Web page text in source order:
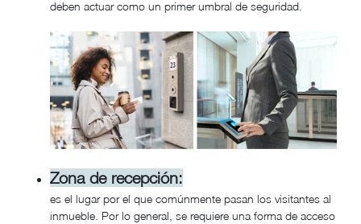
deben actuar como un primer umbral de seguridad.
Zona de recepción:
es el lugar por el que comúnmente pasan los visitantes al
inmueble. Por lo general, se requiere una forma de acceso